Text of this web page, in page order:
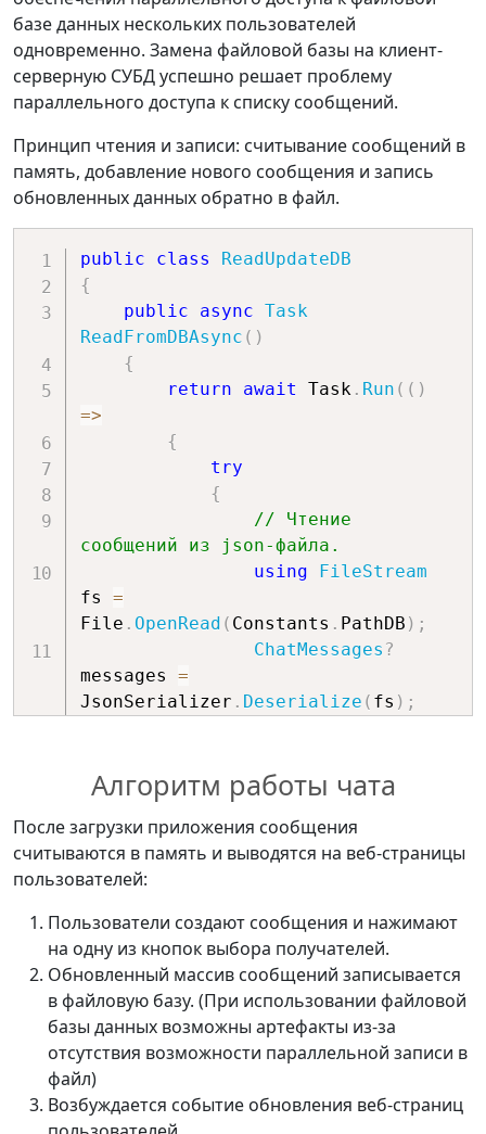
базе данных нескольких пользователей
одновременно. Замена файловой базы на клиент-
серверную СУБД успешно решает проблему
параллельного доступа к списку сообщений.
Принцип чтения и записи: считывание сообщений в
память, добавление нового сообщения и запись
обновленных данных обратно в файл.
public class
ReadUpdateDB
{
public
async Task
ReadFromDBAsync ( )
{
return
await Task . Run ( ( )
=>
{
try
{
// Чтение
сообщений из json-файла.
using
FileStream
fs =
File . OpenRead ( Constants . PathDB ) ;
ChatMessages ?
messages =
JsonSerializer . Deserialize ( fs ) ;
объектов null.
new();
}
// При возможном
повреждении json-файла, создаем
// пустой новый.
File.WriteAllText( Constants .PathDB
"{}");
ChatMessages( );
Алгоритм работы чата
После загрузки приложения сообщения
считываются в память и выводятся на веб-страницы
пользователей:
Пользователи создают сообщения и нажимают
на одну из кнопок выбора получателей.
Обновленный массив сообщений записывается
в файловую базу. (При использовании файловой
базы данных возможны артефакты из-за
отсутствия возможности параллельной записи в
файл)
Возбуждается событие обновления веб-страниц